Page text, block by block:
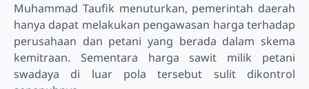
Muhammad Taufik menuturkan, pemerintah daerah
hanya dapat melakukan pengawasan harga terhadap
perusahaan dan petani yang berada dalam skema
kemitraan. Sementara harga sawit milik petani
swadaya di luar pola tersebut sulit dikontrol